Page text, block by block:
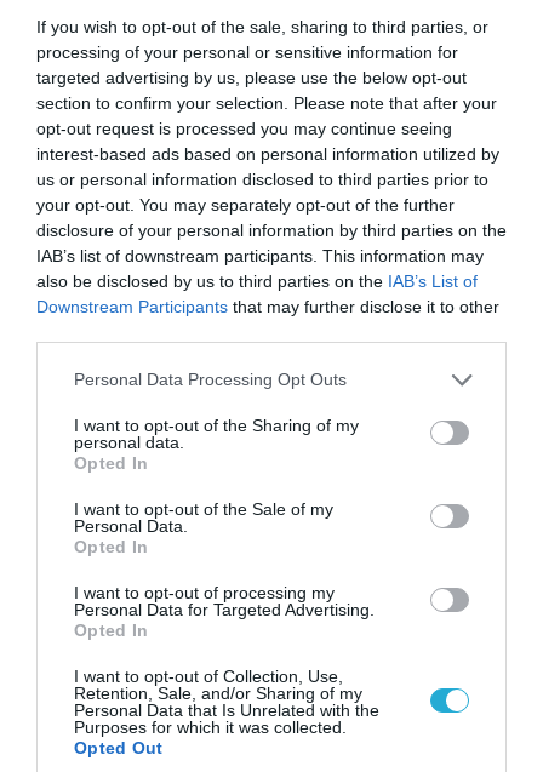
If you wish to opt-out of the sale, sharing to third parties, or
processing of your personal or sensitive information for
targeted advertising by us, please use the below opt-out
section to confirm your selection. Please note that after your
opt-out request is processed you may continue seeing
interest-based ads based on personal information utilized by
us or personal information disclosed to third parties prior to
your opt-out. You may separately opt-out of the further
disclosure of your personal information by third parties on the
IAB’s list of downstream participants. This information may
also be disclosed by us to third parties on the IAB’s List of
Downstream Participants that may further disclose it to other
Please note that this website/app uses one or more Google
not limited to your visit or usage behaviour. You may click to
grant or deny consent to Google and its third-party tags to
use your data for below specified purposes in below Google
consent section.
Personal Data Processing Opt Outs
I want to opt-out of the Sharing of my
personal data.
Opted In
I want to opt-out of the Sale of my
Personal Data.
Opted In
I want to opt-out of processing my
Personal Data for Targeted Advertising.
Opted In
I want to opt-out of Collection, Use,
Retention, Sale, and/or Sharing of my
Personal Data that Is Unrelated with the
Purposes for which it was collected.
Opted Out
07.08.2026 | 08:02
Κλιμακώνουν οι Χούθι: Eξαπέλυσαν επιθέσεις
κατά στρατιωτικών δυνάμεων στην Υεμένη –
Πλήγματα & στη Σαουδική Αραβία!
07.08.2026 | 16:02
Κ.Τσίγκας για νέα Canadair DHC-515: «Θα
πετούν τη νύχτα αλλά δεν θα πραγματοποιούν
ρίψεις νερού»